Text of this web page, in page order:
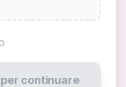
continuare